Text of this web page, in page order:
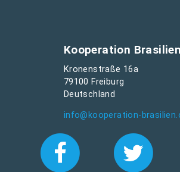
Kooperation
Kronenstraße 16a
79100 Freiburg
Deutschland
info@kooperation-